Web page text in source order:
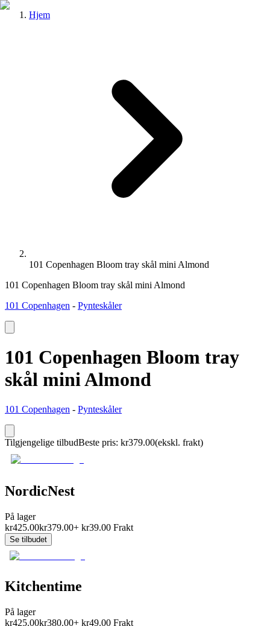
Hjem
101 Copenhagen Bloom tray skål mini Almond
101 Copenhagen Bloom tray skål mini Almond
101 Copenhagen - Pynteskåler
101 Copenhagen Bloom tray
skål mini Almond
101 Copenhagen - Pynteskåler
Tilgjengelige tilbudBeste pris: kr379.00(ekskl. frakt)
NordicNest
På lager
kr425.00kr379.00+ kr39.00 Frakt
Se tilbudet
Kitchentime
På lager
kr425.00kr380.00+ kr49.00 Frakt